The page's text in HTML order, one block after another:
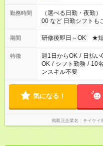
勤務時間
（選べる日勤・夜勤
00 など 日勤シ
期間 研修後即日～OK ★短
特徴 週1日からOK / 日払い
OK / シフト勤務 / 10
ンスキル不要
気になる！
掲載元企業名 テイケイ